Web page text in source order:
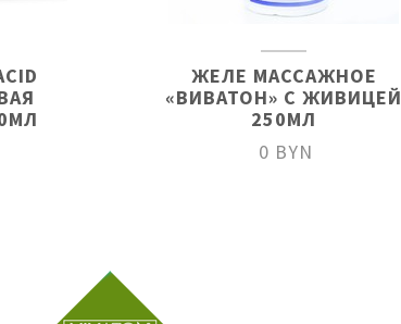
ЖЕЛЕ МАССАЖНОЕ
«ВИВАТОН» С ЖИВИЦЕЙ
250МЛ
0 BYN